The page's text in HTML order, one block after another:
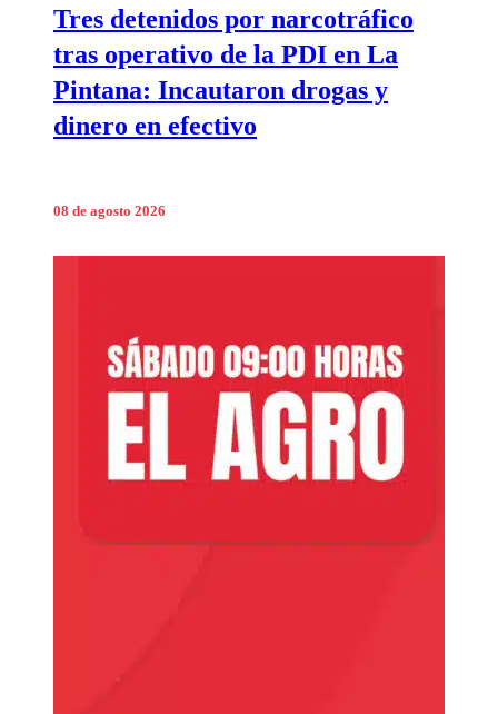
Tres detenidos por narcotráfico
tras operativo de la PDI en La
Pintana: Incautaron drogas y
dinero en efectivo
08 de agosto 2026